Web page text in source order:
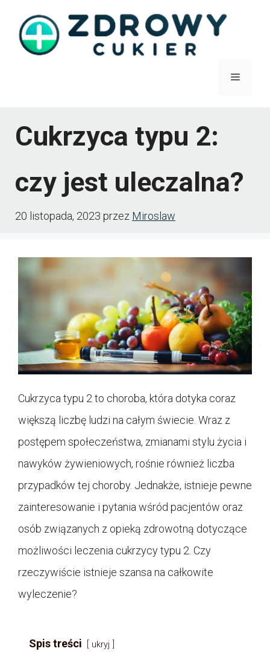
treści
Menu
Cukrzyca typu 2:
czy jest uleczalna?
20 listopada, 2023 przez Miroslaw
Cukrzyca typu 2 to choroba, która dotyka coraz
większą liczbę ludzi na całym świecie. Wraz z
postępem społeczeństwa, zmianami stylu życia i
nawyków żywieniowych, rośnie również liczba
przypadków tej choroby. Jednakże, istnieje pewne
zainteresowanie i pytania wśród pacjentów oraz
osób związanych z opieką zdrowotną dotyczące
możliwości leczenia cukrzycy typu 2. Czy
rzeczywiście istnieje szansa na całkowite
wyleczenie?
Spis treści ukryj